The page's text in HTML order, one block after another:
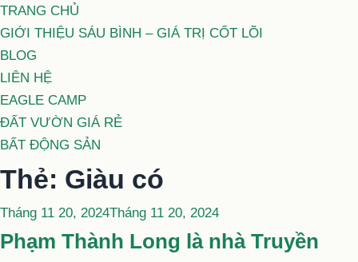
TRANG CHỦ
GIỚI THIỆU SÁU BÌNH – GIÁ TRỊ CỐT LÕI
BLOG
LIÊN HỆ
EAGLE CAMP
ĐẤT VƯỜN GIÁ RẺ
BẤT ĐỘNG SẢN
Thẻ: Giàu có
Đăng
trong
Tháng 11 20, 2024Tháng 11 20, 2024
Phạm Thành Long là nhà Truyền